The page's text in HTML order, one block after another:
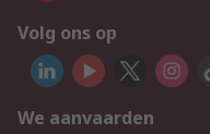
Volg ons op
We aanvaarden